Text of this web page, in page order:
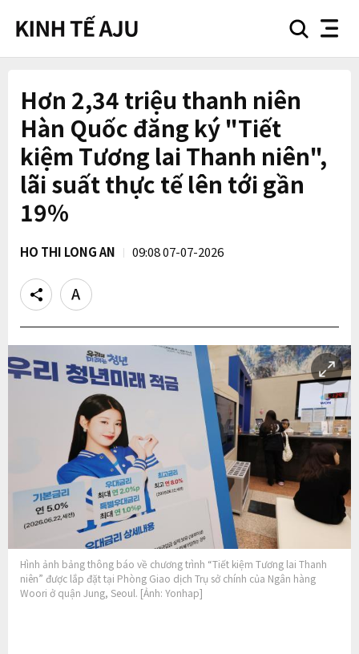
searchnav
Hơn 2,34 triệu thanh niên
Hàn Quốc đăng ký "Tiết
kiệm Tương lai Thanh niên",
lãi suất thực tế lên tới gần
19%
HO THI LONG AN 09:08 07-07-2026
Share
Text
size
Hình ảnh bảng thông báo về chương trình “Tiết kiệm Tương lai Thanh
niên” được lắp đặt tại Phòng Giao dịch Trụ sở chính của Ngân hàng
Woori ở quận Jung, Seoul. [Ảnh: Yonhap]